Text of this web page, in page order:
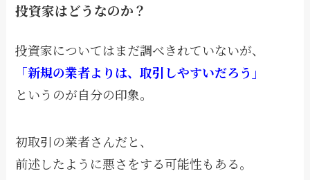
投資家はどうなのか？
投資家についてはまだ調べきれていないが、
「新規の業者よりは、取引しやすいだろう」
というのが自分の印象。
初取引の業者さんだと、
前述したように悪さをする可能性もある。